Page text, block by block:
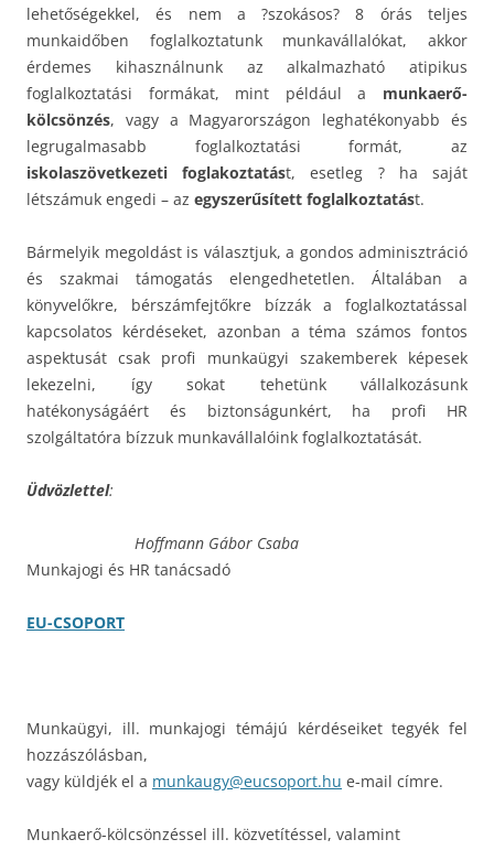
lehetőségekkel, és nem a ?szokásos? 8 órás teljes
munkaidőben foglalkoztatunk munkavállalókat, akkor
érdemes kihasználnunk az alkalmazható atipikus
foglalkoztatási formákat, mint például a munkaerő-
kölcsönzés, vagy a Magyarországon leghatékonyabb és
legrugalmasabb foglalkoztatási formát, az
iskolaszövetkezeti foglakoztatást, esetleg ? ha saját
létszámuk engedi – az egyszerűsített foglalkoztatást.
Bármelyik megoldást is választjuk, a gondos adminisztráció
és szakmai támogatás elengedhetetlen. Általában a
könyvelőkre, bérszámfejtőkre bízzák a foglalkoztatással
kapcsolatos kérdéseket, azonban a téma számos fontos
aspektusát csak profi munkaügyi szakemberek képesek
lekezelni, így sokat tehetünk vállalkozásunk
hatékonyságáért és biztonságunkért, ha profi HR
szolgáltatóra bízzuk munkavállalóink foglalkoztatását.
Üdvözlettel:
Hoffmann Gábor Csaba
Munkajogi és HR tanácsadó
EU-CSOPORT
Munkaügyi, ill. munkajogi témájú kérdéseiket tegyék fel
hozzászólásban,
vagy küldjék el a munkaugy@eucsoport.hu e-mail címre.
Munkaerő-kölcsönzéssel ill. közvetítéssel, valamint